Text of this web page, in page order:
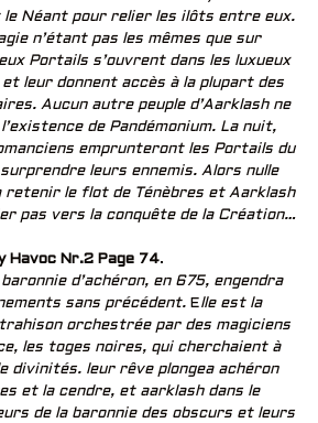
Néant pour relier les ilôts entre eux.
n’étant pas les mêmes que sur
Portails s’ouvrent dans les luxueux
leur donnent accès à la plupart des
Aucun autre peuple d’Aarklash ne
de Pandémonium. La nuit,
emprunteront les Portails du
leurs ennemis. Alors nulle
le flot de Ténèbres et Aarklash
pas vers la conquête de la Création…
Havoc Nr.2 Page 74.
d’achéron, en 675, engendra
sans précédent.Elle est la
trahison orchestrée par des magiciens
les toges noires, qui cherchaient à
divinités. leur rêve plongea achéron
et la cendre, et aarklash dans le
de la baronnie des obscurs et leurs